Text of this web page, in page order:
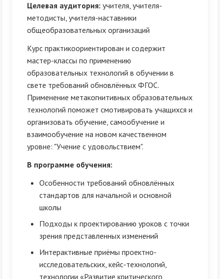
Целевая аудитория: учителя, учителя-
методисты, учителя-наставники
общеобразовательных организаций
Курс практикоориентирован и содержит
мастер-классы по применению
образовательных технологий в обучении в
свете требований обновлённых ФГОС.
Применение метакогнитивных образовательных
технологий поможет смотивировать учащихся и
организовать обучение, самообучение и
взаимообучение на новом качественном
уровне: "Учение с удовольствием".
В программе обучения:
Особенности требований обновлённых
стандартов для начальной и основной
школы
Подходы к проектированию уроков с точки
зрения представленных изменений
Интерактивные приёмы проектно-
исследовательских, кейс-технологий,
технологии «Развитие критического